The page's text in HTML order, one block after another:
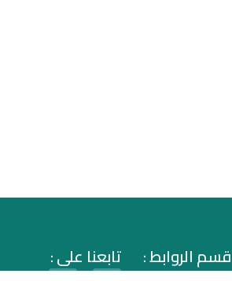
قسم الروابط :
سياسة الخصوصية
تابعنا على :